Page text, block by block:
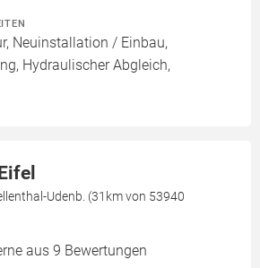
Neuinstallation / Einbau,
Hydraulischer Abgleich,
Udenb. (31km von 53940
aus 9 Bewertungen